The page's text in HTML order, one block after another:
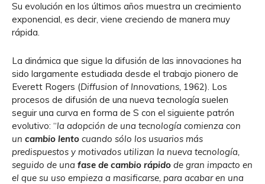
Su evolución en los últimos años muestra un crecimiento
exponencial, es decir, viene creciendo de manera muy
rápida.
La dinámica que sigue la difusión de las innovaciones ha
sido largamente estudiada desde el trabajo pionero de
Everett Rogers (Diffusion of Innovations, 1962). Los
procesos de difusión de una nueva tecnología suelen
seguir una curva en forma de S con el siguiente patrón
evolutivo: “la adopción de una tecnología comienza con
un cambio lento cuando sólo los usuarios más
predispuestos y motivados utilizan la nueva tecnología,
seguido de una fase de cambio rápido de gran impacto en
el que su uso empieza a masificarse, para acabar en una